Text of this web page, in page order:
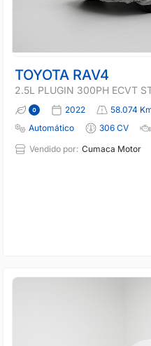
TOYOTA RAV4
2.5L PLUGIN 300PH ECVT
2022 58.074
Automático
306 CV
Vendido por: Cumaca Motor